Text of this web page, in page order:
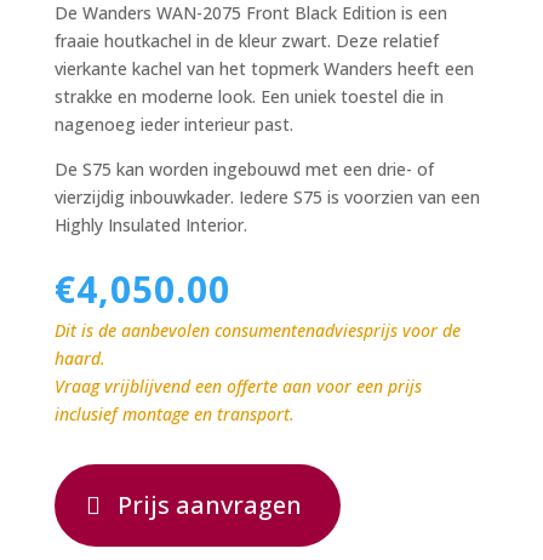
De Wanders WAN-2075 Front Black Edition is een
fraaie houtkachel in de kleur zwart. Deze relatief
vierkante kachel van het topmerk Wanders heeft een
strakke en moderne look. Een uniek toestel die in
nagenoeg ieder interieur past.
De S75 kan worden ingebouwd met een drie- of
vierzijdig inbouwkader. Iedere S75 is voorzien van een
Highly Insulated Interior.
€4,050.00
Dit is de aanbevolen consumentenadviesprijs voor de
haard.
Vraag vrijblijvend een offerte aan voor een prijs
inclusief montage en transport.
Prijs aanvragen